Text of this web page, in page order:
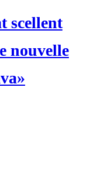
scellent
nouvelle